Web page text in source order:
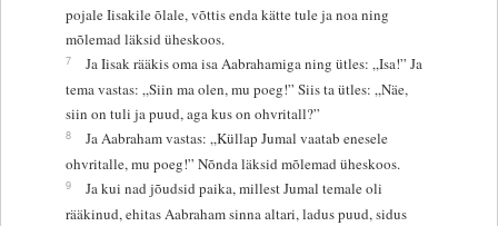
pojale Iisakile õlale, võttis enda kätte tule ja noa ning
mõlemad läksid üheskoos.
7
Ja Iisak rääkis oma isa Aabrahamiga ning ütles: „Isa!” Ja
tema vastas: „Siin ma olen, mu poeg!” Siis ta ütles: „Näe,
siin on tuli ja puud, aga kus on ohvritall?”
8
Ja Aabraham vastas: „Küllap Jumal vaatab enesele
ohvritalle, mu poeg!” Nõnda läksid mõlemad üheskoos.
9
Ja kui nad jõudsid paika, millest Jumal temale oli
rääkinud, ehitas Aabraham sinna altari, ladus puud, sidus